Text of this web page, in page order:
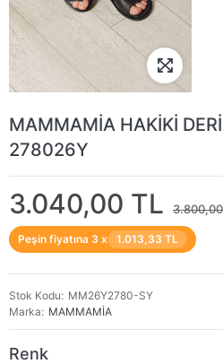
MAMMAMİA HAKİKİ
278026Y
3.040,00 TL
Peşin fiyatına 3 x 1.013,33 TL
Stok Kodu
MM26Y2780-SY
Marka
MAMMAMİA
Renk